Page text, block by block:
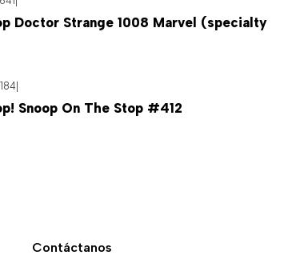
Doctor Strange 1008 Marvel (specialty
Snoop On The Stop #412
Contáctanos